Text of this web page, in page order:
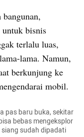
untuk bisnis
terlalu luas,
-lama. Namun,
berkunjung ke
mobil.
pas baru buka, sekitar
bebas mengeksplor
sudah dipadati